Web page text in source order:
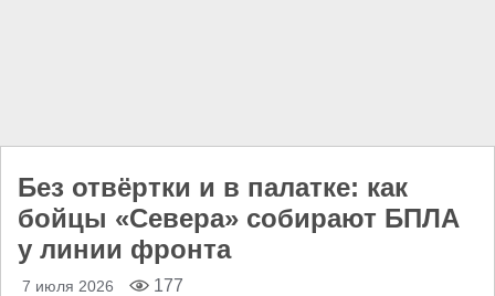
Без отвёртки и в палатке: как
бойцы «Севера» собирают БПЛА
у линии фронта
7 июля 2026 177